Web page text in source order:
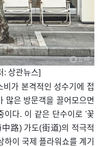
: 상관뉴스]
가 본격적인 성수기에 접
많은 방문객을 끌어모으면
이다. 이 같은 단수이로 '꽃
路) 가도(街道)의 적극적
이 국제 플라워쇼를 계기